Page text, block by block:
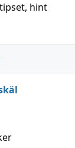
tipset, hint